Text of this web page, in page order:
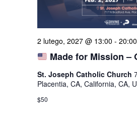
Made for Mission –
2 lutego, 2027 @ 13:00 - 20:00
St. Joseph Catholic Church
Placentia, CA, California, CA,
$50